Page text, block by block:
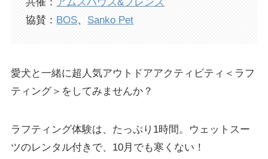
協賛： BOS、 Sanko Pet
愛犬と一緒に超人気アウトドアアクティビティ＜ラフ
ティング＞をしてみませんか？
ラフティング体験は、たっぷり1時間。ウェットスー
ツのレンタル付きで、10月でも寒くない！